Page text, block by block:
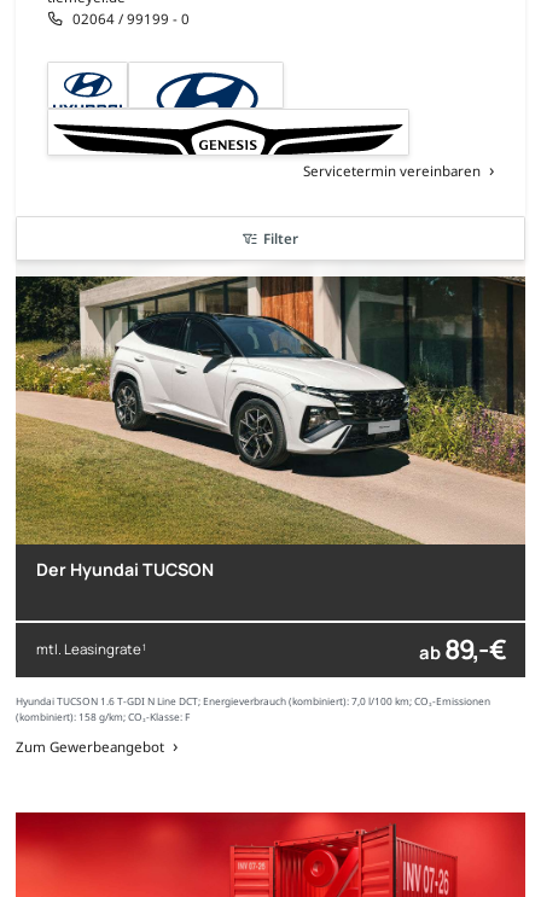
02064 / 99199 - 0
Servicetermin vereinbaren
Filter
Der Hyundai TUCSON
mtl. Leasingrate1 ab 89,- €
Hyundai TUCSON 1.6 T-GDI N Line DCT; Energieverbrauch (kombiniert): 7,0 l/100 km; CO₂-Emissionen
(kombiniert): 158 g/km; CO₂-Klasse: F
Zum Gewerbeangebot